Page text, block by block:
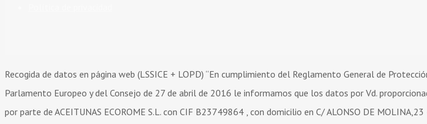
Recogida de datos en página web (LSSICE + LOPD) “En cumplimiento del Reglamento General de
Parlamento Europeo y del Consejo de 27 de abril de 2016 le informamos que los datos por Vd.
por parte de ACEITUNAS ECOROME S.L. con CIF B23749864 , con domicilio en C/ ALONSO DE MOLINA,23